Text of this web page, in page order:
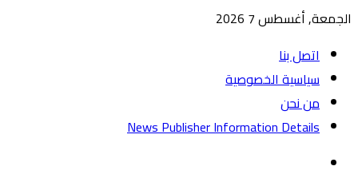
الجمعة, أغسطس 7 2026
اتصل بنا
سياسية الخصوصية
من نحن
News Publisher Information Details